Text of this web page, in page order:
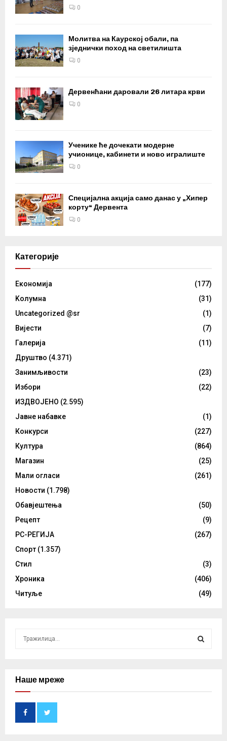
0
Молитва на Каурској обали, па
зједнички поход на светилишта
0
Дервенћани даровали 26 литара крви
0
Ученике ће дочекати модерне
учионице, кабинети и ново игралиште
0
Специјална акција само данас у „Хипер
корту“ Дервента
0
Категорије
Eкономија
(177)
Kолумнa
(31)
Uncategorized @sr
(1)
Вијести
(7)
Галерија
(11)
Друштво (4.371)
Занимљивости
(23)
Избори
(22)
ИЗДВОЈЕНО (2.595)
Јавне набавке
(1)
Конкурси
(227)
Култура
(864)
Магазин
(25)
Мали огласи
(261)
Новости (1.798)
Обавјештења
(50)
Рецепт
(9)
РС-РЕГИЈА
(267)
Спорт (1.357)
Стил
(3)
Хроника
(406)
Читуље
(49)
cНаше мреже